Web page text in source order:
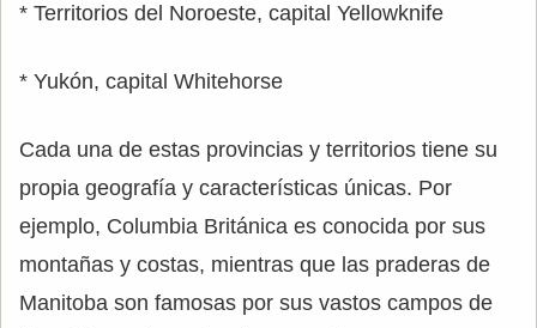
* Territorios del Noroeste, capital Yellowknife
* Yukón, capital Whitehorse
Cada una de estas provincias y territorios tiene su
propia geografía y características únicas. Por
ejemplo, Columbia Británica es conocida por sus
montañas y costas, mientras que las praderas de
Manitoba son famosas por sus vastos campos de